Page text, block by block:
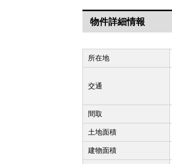
物件詳細情報
所在地
交通
間取
土地面積
建物面積